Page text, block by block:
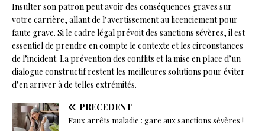
Insulter son patron peut avoir des conséquences graves sur
votre carrière, allant de l’avertissement au licenciement pour
faute grave. Si le cadre légal prévoit des sanctions sévères, il est
essentiel de prendre en compte le contexte et les circonstances
de l’incident. La prévention des conflits et la mise en place d’un
dialogue constructif restent les meilleures solutions pour éviter
d’en arriver à de telles extrémités.
PRÉCÉDENT
Faux arrêts maladie : gare aux sanctions sévères !